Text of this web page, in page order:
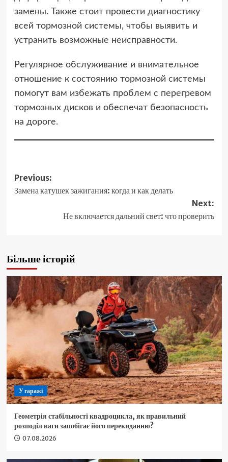
замены. Также стоит провести диагностику
всей тормозной системы, чтобы выявить и
устранить возможные неисправности.
Регулярное обслуживание и внимательное
отношение к состоянию тормозной системы
помогут вам избежать проблем с перегревом
тормозных дисков и обеспечат безопасность
на дороге.
Post
navigation
Previous:
Замена катушек зажигания: когда и как делать
Next:
Не включается дальний свет: что проверить
Більше історій
У гаражі
Геометрія стабільності квадроцикла, як правильний
розподіл ваги запобігає його перекиданню?
07.08.2026